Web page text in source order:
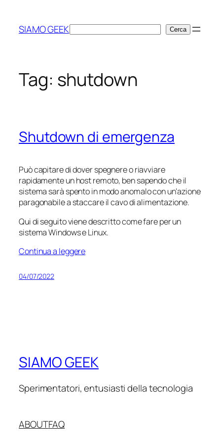
contenuto
SIAMO GEEKCerca Cerca
Tag: shutdown
Shutdown di emergenza
Può capitare di dover spegnere o riavviare
rapidamente un host remoto, ben sapendo che il
sistema sarà spento in modo anomalo con un’azione
paragonabile a staccare il cavo di alimentazione.
Qui di seguito viene descritto come fare per un
sistema Windows e Linux.
Continua a leggere
04/07/2022
SIAMO GEEK
Sperimentatori, entusiasti della tecnologia
ABOUTFAQ